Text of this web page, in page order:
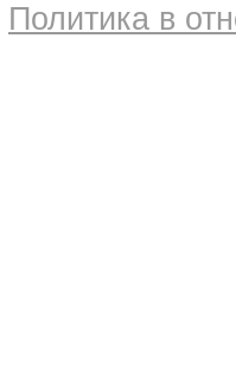
Политика в